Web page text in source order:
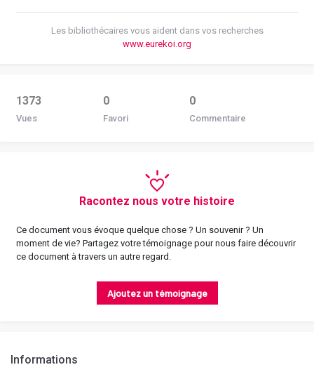
Informations
Les bibliothécaires vous aident dans vos recherches
www.eurekoi.org
1373
Vues
0
Favori
0
Commentaire
Racontez nous votre histoire
Ce document vous évoque quelque chose ? Un souvenir ? Un
moment de vie? Partagez votre témoignage pour nous faire découvrir
ce document à travers un autre regard.
Ajoutez un témoignage